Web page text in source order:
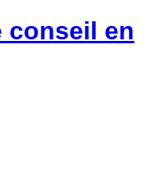
conseil en